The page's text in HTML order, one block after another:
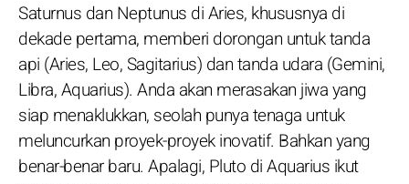
Saturnus dan Neptunus di Aries, khususnya di
dekade pertama, memberi dorongan untuk tanda
api (Aries, Leo, Sagitarius) dan tanda udara (Gemini,
Libra, Aquarius). Anda akan merasakan jiwa yang
siap menaklukkan, seolah punya tenaga untuk
meluncurkan proyek-proyek inovatif. Bahkan yang
benar-benar baru. Apalagi, Pluto di Aquarius ikut